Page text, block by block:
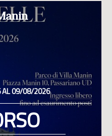
09/08/2026